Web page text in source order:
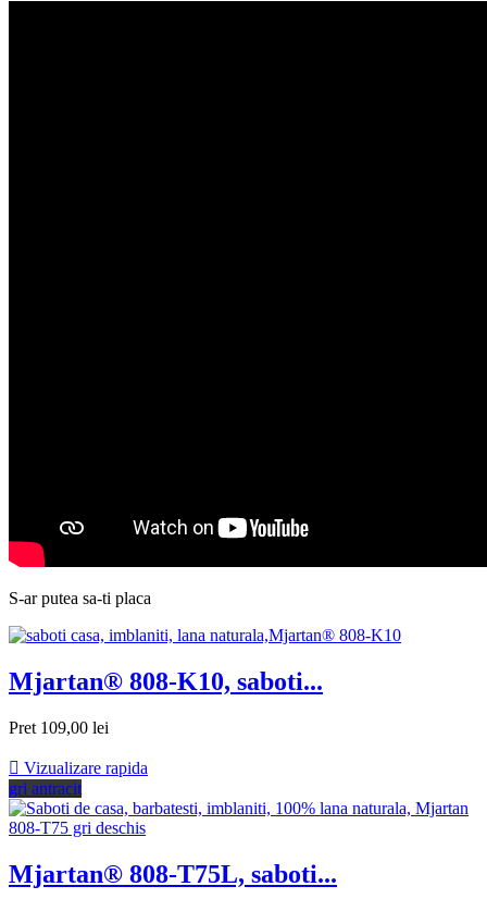
S-ar putea sa-ti placa
Mjartan® 808-K10, saboti...
Pret 109,00 lei
 Vizualizare rapida
gri antracit
Mjartan® 808-T75L, saboti...